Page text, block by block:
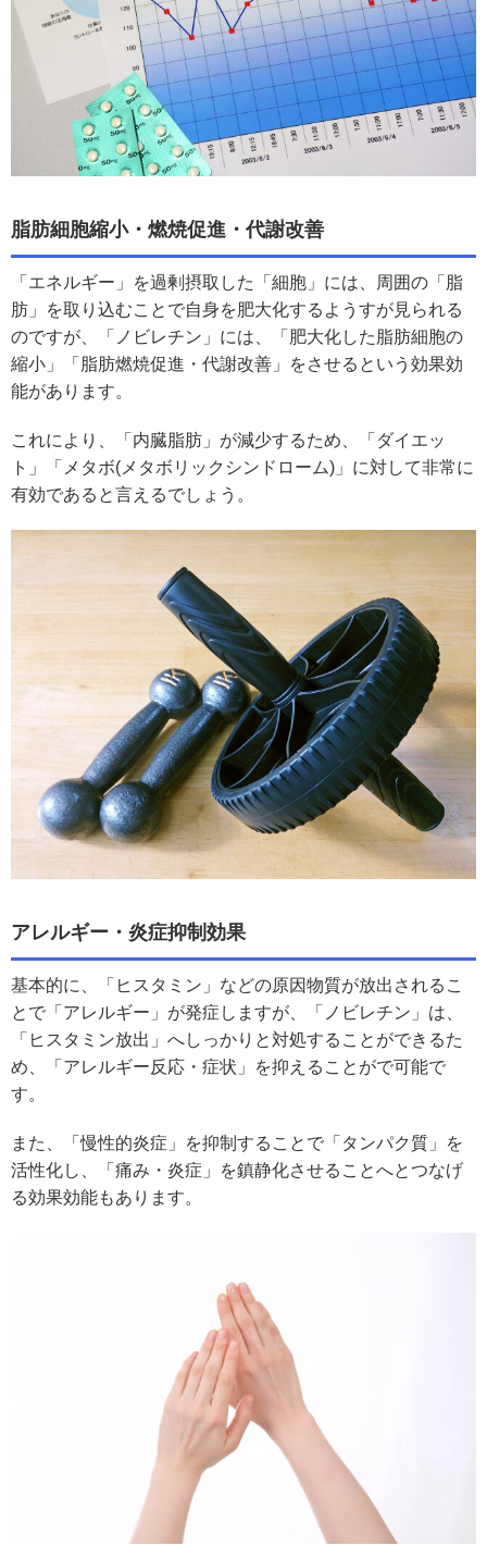
脂肪細胞縮小・燃焼促進・代謝改善
「エネルギー」を過剰摂取した「細胞」には、周囲の「脂
肪」を取り込むことで自身を肥大化するようすが見られる
のですが、「ノビレチン」には、「肥大化した脂肪細胞の
縮小」「脂肪燃焼促進・代謝改善」をさせるという効果効
能があります。
これにより、「内臓脂肪」が減少するため、「ダイエッ
ト」「メタボ(メタボリックシンドローム)」に対して非常に
有効であると言えるでしょう。
アレルギー・炎症抑制効果
基本的に、「ヒスタミン」などの原因物質が放出されるこ
とで「アレルギー」が発症しますが、「ノビレチン」は、
「ヒスタミン放出」へしっかりと対処することができるた
め、「アレルギー反応・症状」を抑えることがで可能で
す。
また、「慢性的炎症」を抑制することで「タンパク質」を
活性化し、「痛み・炎症」を鎮静化させることへとつなげ
る効果効能もあります。